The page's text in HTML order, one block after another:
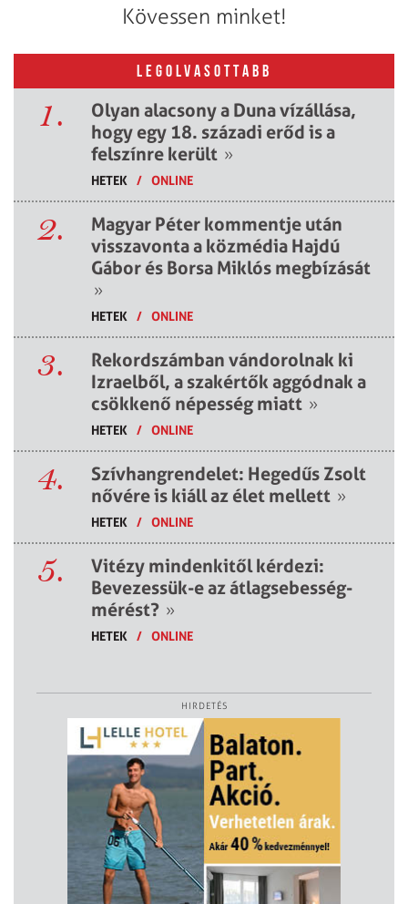
Kövessen minket!
LEGOLVASOTTABB
1.
Olyan alacsony a Duna vízállása,
hogy egy 18. századi erőd is a
felszínre került »
HETEK / ONLINE
2.
Magyar Péter kommentje után
visszavonta a közmédia Hajdú
Gábor és Borsa Miklós megbízását
»
HETEK / ONLINE
3.
Rekordszámban vándorolnak ki
Izraelből, a szakértők aggódnak a
csökkenő népesség miatt »
HETEK / ONLINE
4.
Szívhangrendelet: Hegedűs Zsolt
nővére is kiáll az élet mellett »
HETEK / ONLINE
5.
Vitézy mindenkitől kérdezi:
Bevezessük-e az átlagsebesség-
mérést? »
HETEK / ONLINE
HIRDETÉS